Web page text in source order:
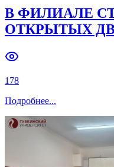
Previous slide